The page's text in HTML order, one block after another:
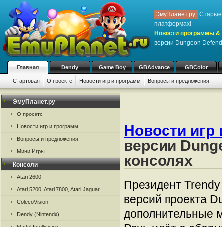
ЭмуПланет.ру: Старые
платформах!
Новости программы &
версии Dungeon
Главная Dendy Game Boy GBAdvance GBColor
Стартовая О проекте Новости игр и программ Вопросы и предложения
ЭмуПланет.ру
О проекте
Новости игр и программ
Вопросы и предложения
Мини Игры
Консоли
Atari 2600
Atari 5200, Atari 7800, Atari Jaguar
ColecoVision
Dendy (Nintendo)
Новости игр
версии
консолях
Президент
версий проекта
дополнительные